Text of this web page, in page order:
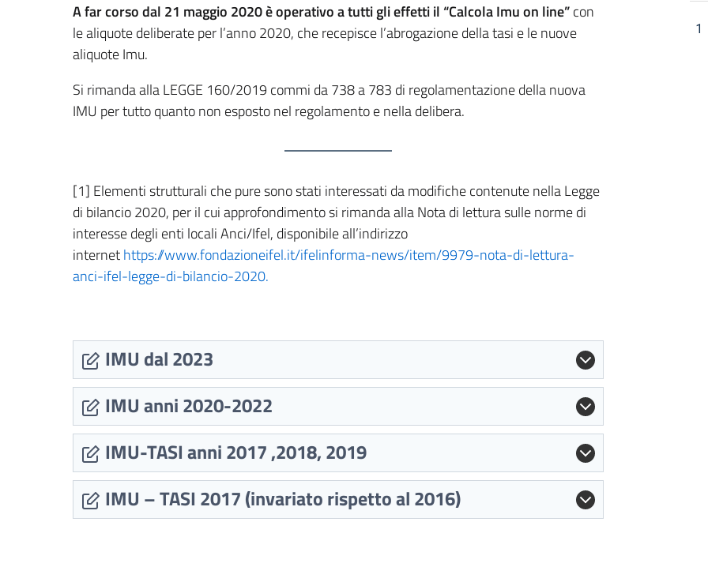
A far corso dal 21 maggio 2020 è operativo a tutti gli effetti il “Calcola Imu on line”con
le aliquote deliberate per l’anno 2020, che recepisce l’abrogazione della tasi e le nuove
aliquote Imu.
Si rimanda alla LEGGE 160/2019 commi da 738 a 783 di regolamentazione della nuova
IMU per tutto quanto non esposto nel regolamento e nella delibera.
[1] Elementi strutturali che pure sono stati interessati da modifiche contenute nella Legge
di bilancio 2020, per il cui approfondimento si rimanda alla Nota di lettura sulle norme di
interesse degli enti locali Anci/Ifel, disponibile all’indirizzo
internethttps://www.fondazioneifel.it/ifelinforma-news/item/9979-nota-di-lettura-
anci-ifel-legge-di-bilancio-2020.
IMU dal 2023
IMU anni 2020-2022
IMU-TASI anni 2017 ,2018, 2019
IMU – TASI 2017 (invariato rispetto al 2016)
1